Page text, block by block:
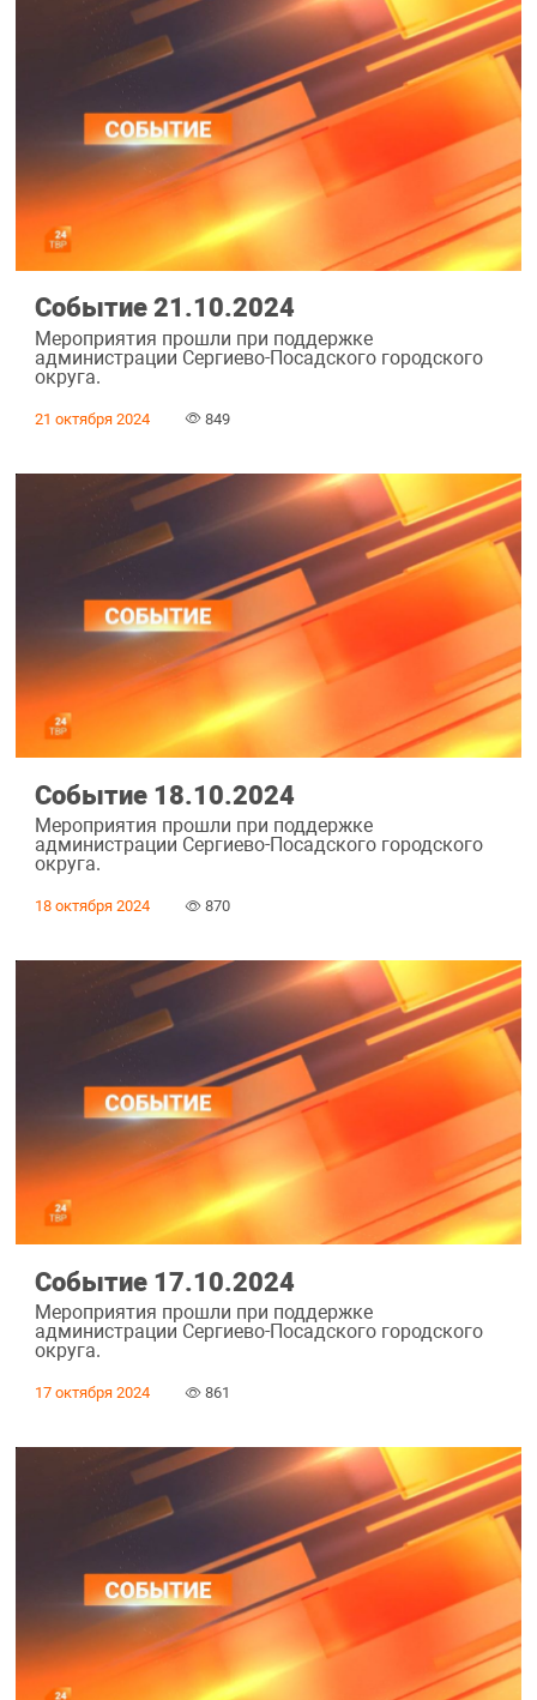
Событие 21.10.2024
Мероприятия прошли при поддержке
администрации Сергиево-Посадского городского
округа.
21 октября 2024 849
Событие 18.10.2024
Мероприятия прошли при поддержке
администрации Сергиево-Посадского городского
округа.
18 октября 2024 870
Событие 17.10.2024
Мероприятия прошли при поддержке
администрации Сергиево-Посадского городского
округа.
17 октября 2024 861